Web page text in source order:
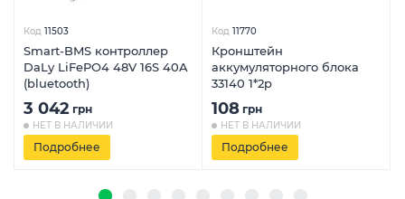
Код 11503
Smart-BMS контроллер
DaLy LiFePO4 48V 16S 40A
(bluetooth)
3 042 грн
НЕТ В НАЛИЧИИ
Подробнее
Код 11770
Кронштейн
аккумуляторного блока
33140 1*2p
108 грн
НЕТ В НАЛИЧИИ
Подробнее